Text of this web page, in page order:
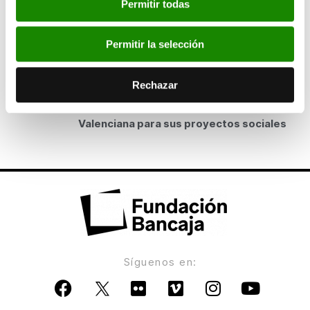
Permitir todas
Permitir la selección
Rechazar
ANTERIOR
CaixaBank y Fundación Bancaja entregan
ayudas a 34 entidades de la Comunitat
Valenciana para sus proyectos sociales
Fundación Bancaja inaugura la exposición del 43
Salón de Otoño de Fotografía de Sagunto
Síguenos en: